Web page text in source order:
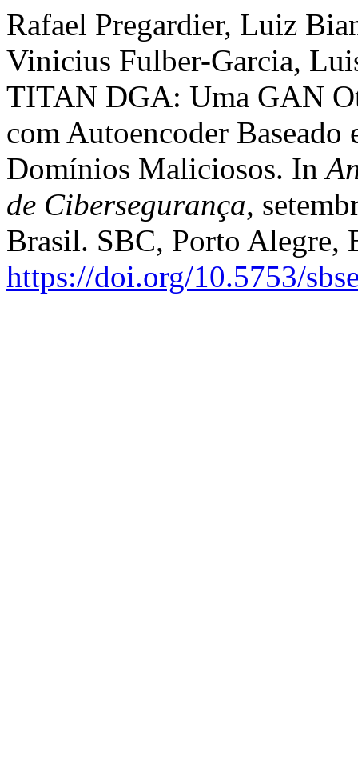
Rafael Pregardier, Luiz
Vinicius Fulber-Garcia,
TITAN DGA: Uma GAN
com Autoencoder Baseado
Domínios Maliciosos. In
de Cibersegurança,
Brasil. SBC, Porto Alegre,
https://doi.org/10.5753/